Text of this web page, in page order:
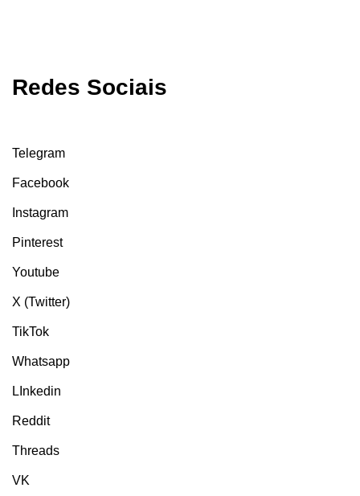
Redes Sociais
Telegram
Facebook
Instagram
Pinterest
Youtube
X (Twitter)
TikTok
Whatsapp
LInkedin
Reddit
Threads
VK